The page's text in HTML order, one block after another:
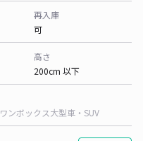
再入庫
可
高さ
200cm 以下
ワンボックス大型車・SUV